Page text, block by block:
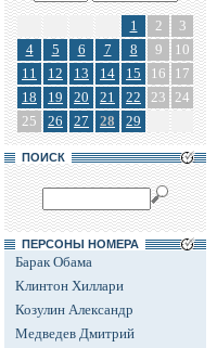
1 2
3
4
5 6 7 8 9
10
11
12 13 14 15 16
17
18
19 20 21 22 23 24
25
26 27 28 29
ПОИСК
ПЕРСОНЫ НОМЕРА
Барак Обама
Клинтон Хиллари
Козулин Александр
Медведев Дмитрий